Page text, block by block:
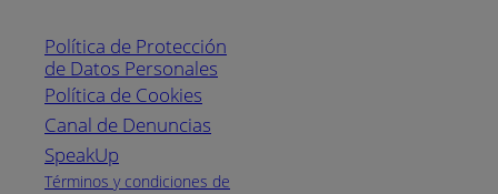
Política de Protección
de Datos Personales
Política de Cookies
Canal de Denuncias
SpeakUp
Términos y condiciones de